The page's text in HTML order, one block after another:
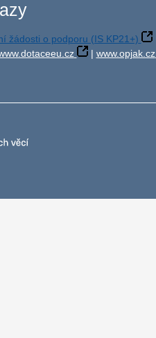
žádosti o podporu (IS KP21+)
| www.opjak.cz